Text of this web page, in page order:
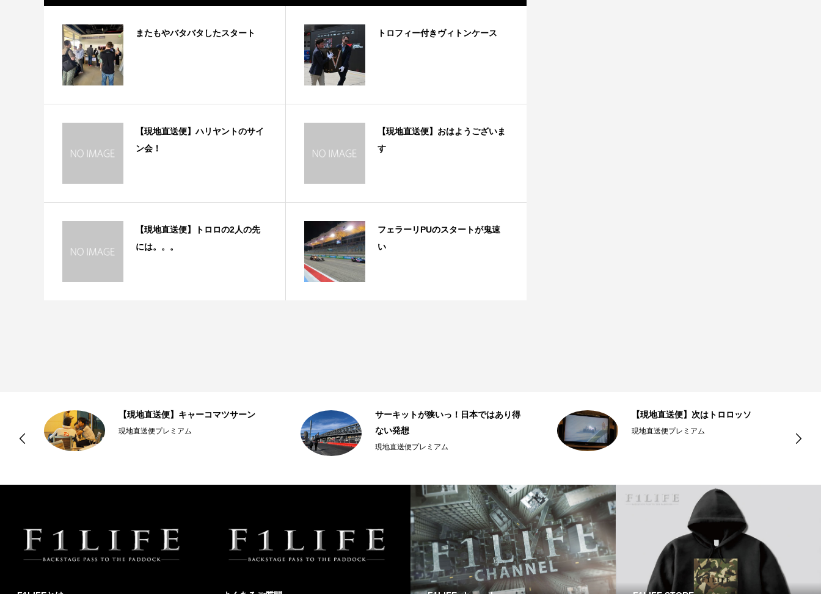
またもやバタバタしたスタート トロフィー付きヴィトンケース
【現地直送便】ハリヤントのサイ
ン会！
【現地直送便】おはようございま
す
【現地直送便】トロロの2人の先
には。。。
フェラーリPUのスタートが鬼速
い
【現地直送便】キャーコマツサーン
現地直送便プレミアム
サーキットが狭いっ！日本ではあり得
ない発想
現地直送便プレミアム
【現地直送便】次はトロロッソ
現地直送便プレミアム